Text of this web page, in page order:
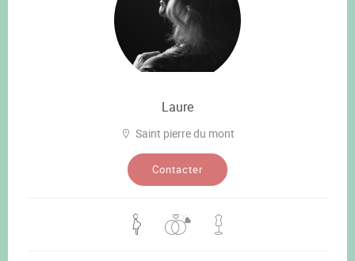
Laure
Saint pierre du mont
Contacter